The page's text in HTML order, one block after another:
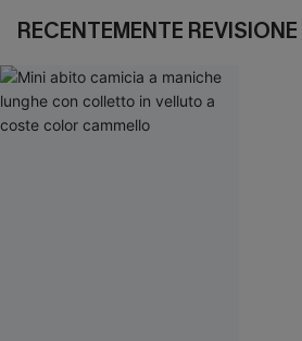
RECENTEMENTE REVISIONE